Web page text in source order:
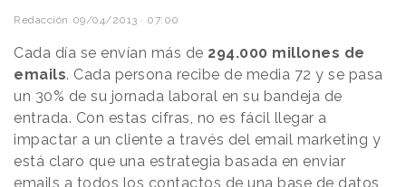
Redacción 09/04/2013 · 07:00
Cada día se envían más de 294.000 millones de
emails. Cada persona recibe de media 72 y se pasa
un 30% de su jornada laboral en su bandeja de
entrada. Con estas cifras, no es fácil llegar a
impactar a un cliente a través del email marketing y
está claro que una estrategia basada en enviar
emails a todos los contactos de una base de datos